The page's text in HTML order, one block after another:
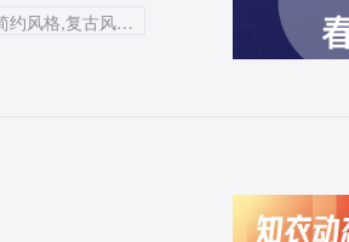
知衣科技,服装AI大数据,2023春夏女装趋势,淘系女装,韩系风格,名媛风格,简约风格,复古风格,通勤风格,100-300元价位段,UR,ONLY,00后消费群体,90后消费群体,围炉煮茶,国风热,live house,辣妹风,BM风,T恤,连衣裙,休闲裤,插肩袖T恤,降落伞裤,摇滚辣妹,新中式,精致松弛,甜心女高,老钱风